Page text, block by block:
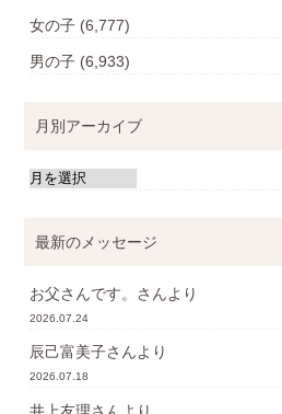
女の子 (6,777)
男の子 (6,933)
月別アーカイブ
最新のメッセージ
お父さんです。 さんより
2026.07.24
辰己富美子さんより
2026.07.18
井上友理さんより